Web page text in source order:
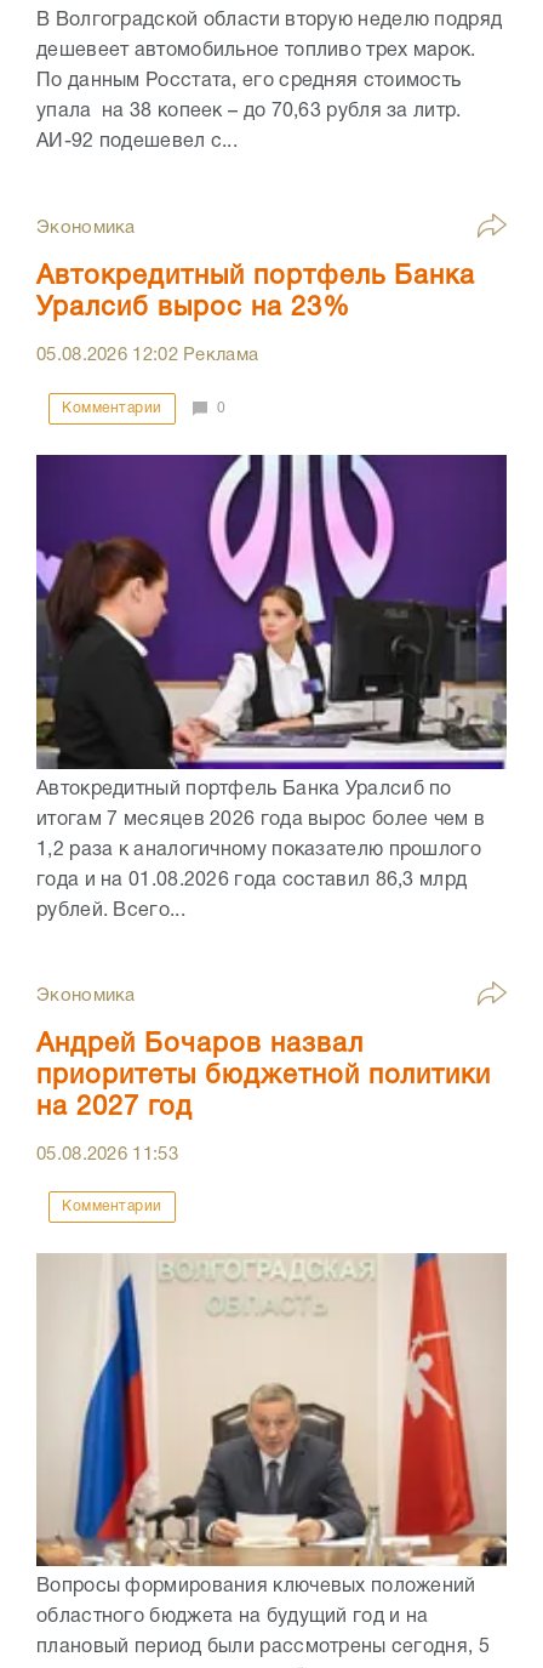
В Волгоградской области вторую неделю подряд
дешевеет автомобильное топливо трех марок.
По данным Росстата, его средняя стоимость
упала на 38 копеек – до 70,63 рубля за литр.
АИ-92 подешевел с...
Экономика
Автокредитный портфель Банка
Уралсиб вырос на 23%
05.08.2026 12:02Реклама
Комментарии 0
Автокредитный портфель Банка Уралсиб по
итогам 7 месяцев 2026 года вырос более чем в
1,2 раза к аналогичному показателю прошлого
года и на 01.08.2026 года составил 86,3 млрд
рублей. Всего...
Экономика
Андрей Бочаров назвал
приоритеты бюджетной политики
на 2027 год
05.08.2026 11:53
Комментарии
Вопросы формирования ключевых положений
областного бюджета на будущий год и на
плановый период были рассмотрены сегодня, 5